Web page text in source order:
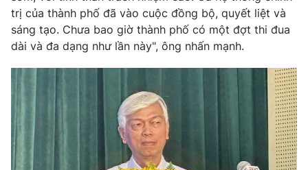
Liên hệ quảng cáo: 024-7300.7108
trị của thành phố đã vào cuộc đồng bộ, quyết liệt và
sáng tạo. Chưa bao giờ thành phố có một đợt thi đua
dài và đa dạng như lần này", ông nhấn mạnh.